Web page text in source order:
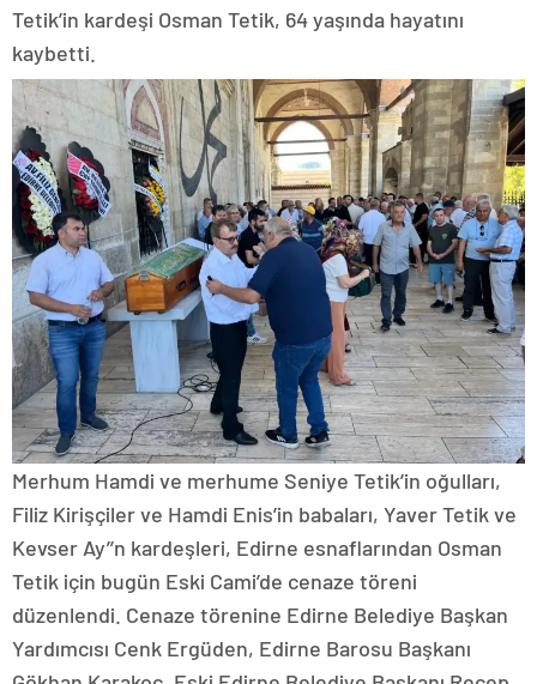
Tetik’in kardeşi Osman Tetik, 64 yaşında hayatını
kaybetti.
Merhum Hamdi ve merhume Seniye Tetik’in oğulları,
Filiz Kirişçiler ve Hamdi Enis’in babaları, Yaver Tetik ve
Kevser Ay’’n kardeşleri, Edirne esnaflarından Osman
Tetik için bugün Eski Cami’de cenaze töreni
düzenlendi. Cenaze törenine Edirne Belediye Başkan
Yardımcısı Cenk Ergüden, Edirne Barosu Başkanı